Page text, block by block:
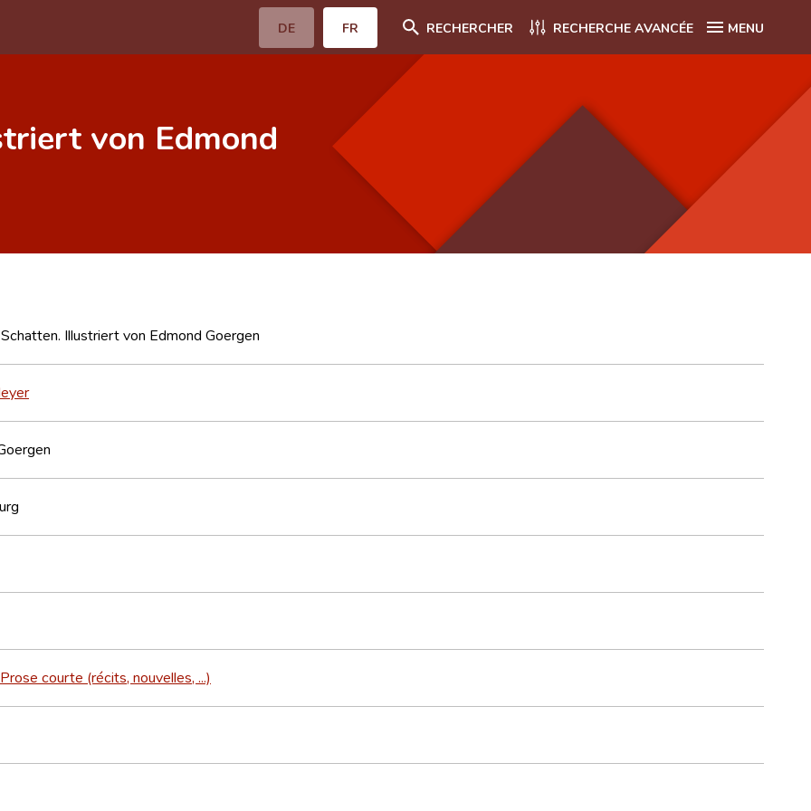
DE FR RECHERCHER RECHERCHE AVANCÉE MENU
von Edmond
Illustriert von Edmond Goergen
Prose courte (récits, nouvelles, ...)